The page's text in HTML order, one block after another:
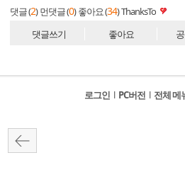
댓글 (2) 먼댓글 (0) 좋아요 (34)ThanksTo
댓글쓰기 좋아요
로그인 l PC버전 l 전체 메